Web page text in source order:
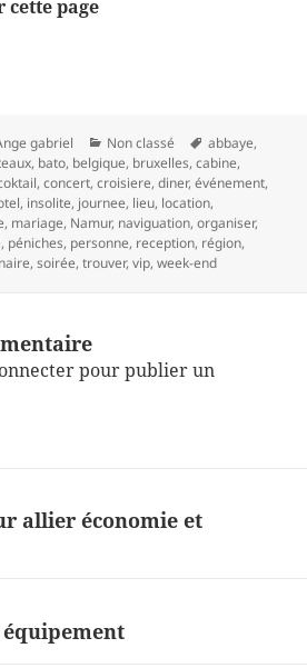
cette page
gabriel Catégories
Non classé
Mots-
clés
abbaye,
, bato, belgique, bruxelles,cabine,
,concert,croisiere,diner,événement,
, insolite, journee, lieu, location,
, mariage, Namur, naviguation,organiser,
, péniches, personne, reception, région,
,soirée,trouver,vip,week-end
pour publier un
allier économie et